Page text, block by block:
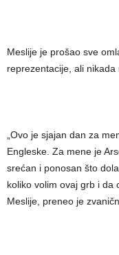
Meslije je prošao sve
reprezentacije, ali nikada
„Ovo je sjajan dan za
Engleske. Za mene je
srećan i ponosan što
koliko volim ovaj grb i da
Meslije, preneo je